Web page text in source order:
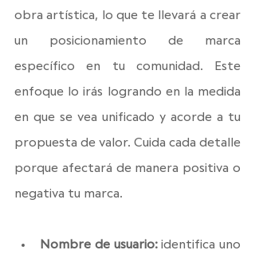
obra artística, lo que te llevará a crear
un posicionamiento de marca
específico en tu comunidad. Este
enfoque lo irás logrando en la medida
en que se vea unificado y acorde a tu
propuesta de valor. Cuida cada detalle
porque afectará de manera positiva o
negativa tu marca.
Nombre de usuario: identifica uno